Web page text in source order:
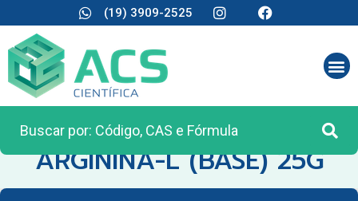
(19) 3909-2525
CATEGORIA:REAGENTES ANALÍTICOS
ARGININA-L (BASE) 25G